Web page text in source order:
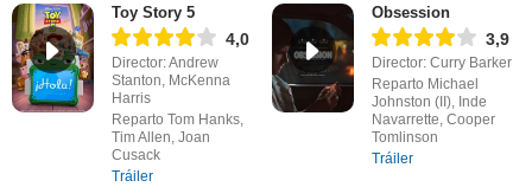
Toy Story 5
4,0
Director: Andrew
Stanton, McKenna
Harris
Reparto Tom Hanks,
Tim Allen, Joan
Cusack
Tráiler
Obsession
3,9
Director: Curry Barker
Reparto Michael
Johnston (II), Inde
Navarrette, Cooper
Tomlinson
Tráiler